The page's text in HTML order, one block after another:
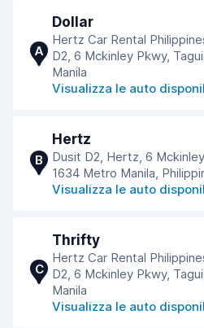
A
Dollar
Hertz Car Rental
D2, 6 Mckinley Pkwy,
Manila
Visualizza le auto
B
Hertz
Dusit D2, Hertz, 6
1634 Metro Manila,
Visualizza le auto
C
Thrifty
Hertz Car Rental
D2, 6 Mckinley Pkwy,
Manila
Visualizza le auto